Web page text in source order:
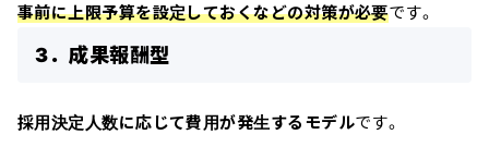
事前に上限予算を設定しておくなどの対策が必要です。
3．成果報酬型
採用決定人数に応じて費用が発生するモデルです。